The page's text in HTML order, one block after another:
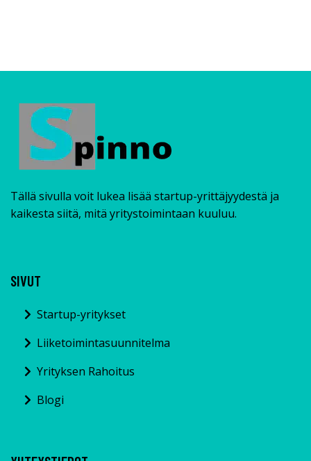
Tällä sivulla voit lukea lisää startup-yrittäjyydestä ja
kaikesta siitä, mitä yritystoimintaan kuuluu.
SIVUT
Startup-yritykset
Liiketoimintasuunnitelma
Yrityksen Rahoitus
Blogi